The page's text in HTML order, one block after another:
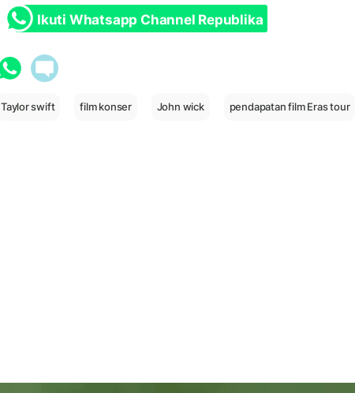
Ikuti Whatsapp Channel Republika
Taylor swift film konser John wick pendapatan film Eras tour